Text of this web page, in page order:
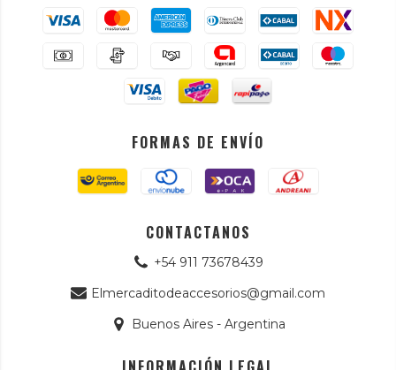
FORMAS DE ENVÍO
CONTACTANOS
+54 911 73678439
Elmercaditodeaccesorios@gmail.com
Buenos Aires - Argentina